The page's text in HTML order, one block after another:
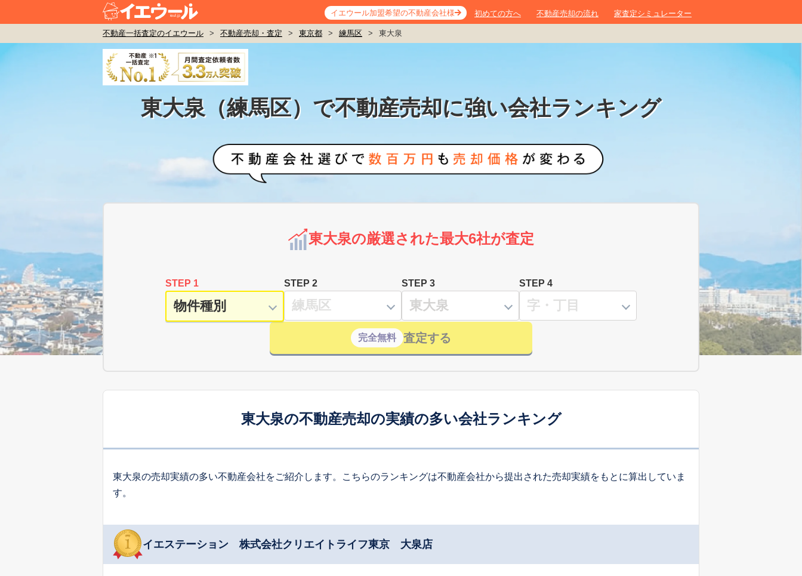
イエウール加盟希望の不動産会社様 初めての方へ 不動産売却の流れ 家査定シミュレーター
不動産一括査定のイエウール > 不動産売却・査定 > 東京都 > 練馬区 > 東大泉
東大泉（練馬区）で不動産売却に強い会社ランキング
東大泉の厳選された最大6社が査定
STEP 1 STEP 2 STEP 3 STEP 4
完全無料 査定する
東大泉の不動産売却の実績の多い会社ランキング
東大泉の売却実績の多い不動産会社をご紹介します。こちらのランキングは不動産会社から提出された売却実績をもとに算出していま
す。
イエステーション 株式会社クリエイトライフ東京 大泉店